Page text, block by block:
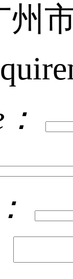
州